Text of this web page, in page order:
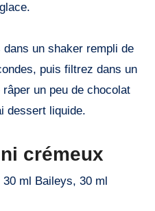
un shaker rempli de
puis filtrez dans un
un peu de chocolat
dessert liquide.
crémeux
ml Baileys, 30 ml